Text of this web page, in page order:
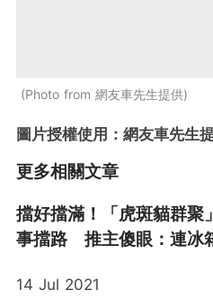
Photo from 網友車先生提供
圖片授權使用：網友車先生
更多相關文章
擋好擋滿！「虎斑貓群聚
事擋路 推主傻眼：連冰
14 Jul 2021